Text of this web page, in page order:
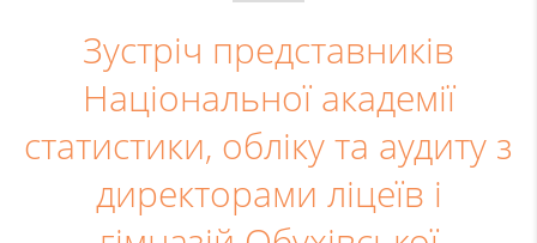
Зустріч представників
Національної академії
статистики, обліку та аудиту з
директорами ліцеїв і